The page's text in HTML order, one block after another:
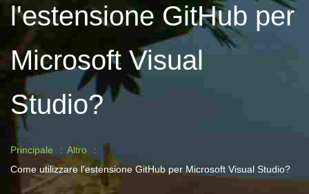
l'estensione GitHub per
Microsoft Visual
Studio?
Principale
Altro
Come utilizzare l'estensione GitHub per Microsoft Visual Studio?